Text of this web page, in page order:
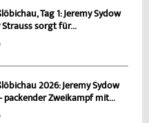
Tag 1: Jeremy Sydow
sorgt für...
2026: Jeremy Sydow
packender Zweikampf mit...